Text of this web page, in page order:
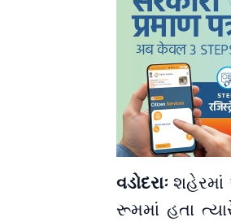
વડોદરાઃ શહેરમાં
રૂમમાં હતા